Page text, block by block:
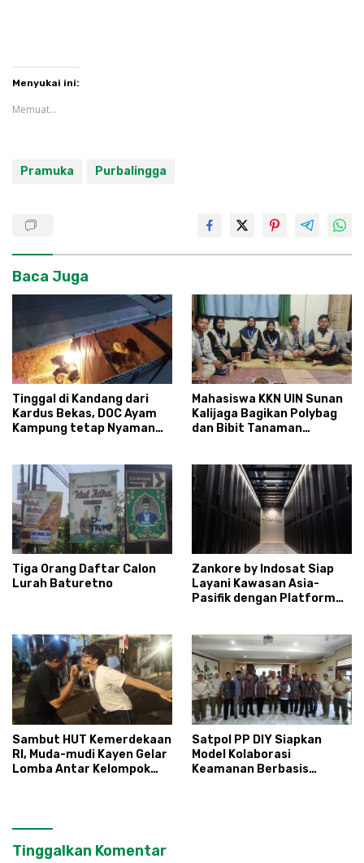
Menyukai ini:
Memuat...
Pramuka Purbalingga
Baca Juga
Tinggal di Kandang dari
Kardus Bekas, DOC Ayam
Kampung tetap Nyaman
Mahasiswa KKN UIN Sunan
Kalijaga Bagikan Polybag
dan Bibit Tanaman
Tiga Orang Daftar Calon
Lurah Baturetno
Zankore by Indosat Siap
Layani Kawasan Asia-
Pasifik dengan Platform
Sambut HUT Kemerdekaan
RI, Muda-mudi Kayen Gelar
Lomba Antar Kelompok
Satpol PP DIY Siapkan
Model Kolaborasi
Keamanan Berbasis
Tinggalkan Komentar